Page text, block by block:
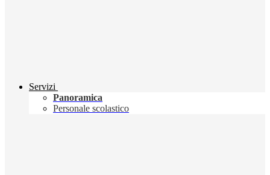
Servizi
Panoramica
Personale scolastico